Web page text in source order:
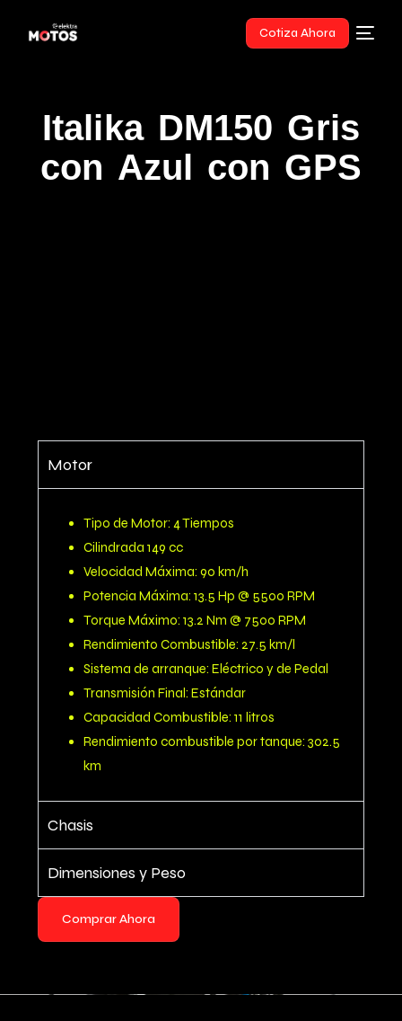
Cotiza Ahora
Italika DM150 Gris
con Azul con GPS
Motor
Tipo de Motor: 4 Tiempos
Cilindrada 149 cc
Velocidad Máxima: 90 km/h
Potencia Máxima: 13.5 Hp @ 5500 RPM
Torque Máximo: 13.2 Nm @ 7500 RPM
Rendimiento Combustible: 27.5 km/l
Sistema de arranque: Eléctrico y de Pedal
Transmisión Final: Estándar
Capacidad Combustible: 11 litros
Rendimiento combustible por tanque: 302.5
km
Chasis
Dimensiones y Peso
Comprar Ahora